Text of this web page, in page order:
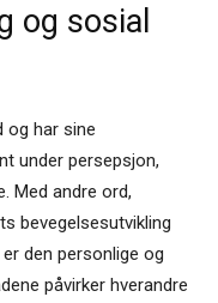
og sosial
har sine
under persepsjon,
Med andre ord,
bevegelsesutvikling
den personlige og
påvirker hverandre